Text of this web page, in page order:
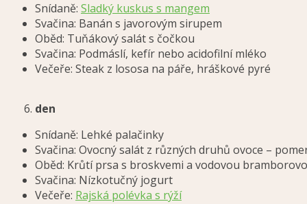
Snídaně: Sladký kuskus s mangem
Svačina: Banán s javorovým sirupem
Oběd: Tuňákový salát s čočkou
Svačina: Podmáslí, kefír nebo acidofilní mléko
Večeře: Steak z lososa na páře, hráškové pyré
den
Snídaně: Lehké palačinky
Svačina: Ovocný salát z různých druhů ovoce –
Oběd: Krůtí prsa s broskvemi a vodovou
Svačina: Nízkotučný jogurt
Večeře: Rajská polévka s rýží